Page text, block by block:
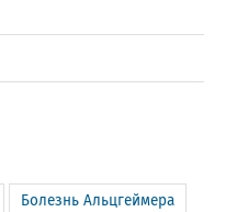
Болезнь Альцгеймера